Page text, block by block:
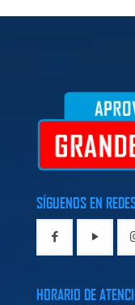
SÍGUENOS EN
HORARIO DE